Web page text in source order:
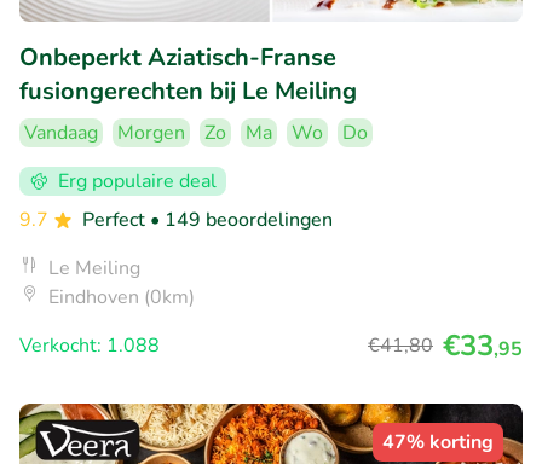
Onbeperkt Aziatisch-Franse
fusiongerechten bij Le Meiling
Vandaag Morgen Zo Ma Wo
Do
Erg populaire deal
9.7
Perfect • 149 beoordelingen
Le Meiling
Eindhoven (0km)
Verkocht: 1.088
€41,80 €33,95
47% korting